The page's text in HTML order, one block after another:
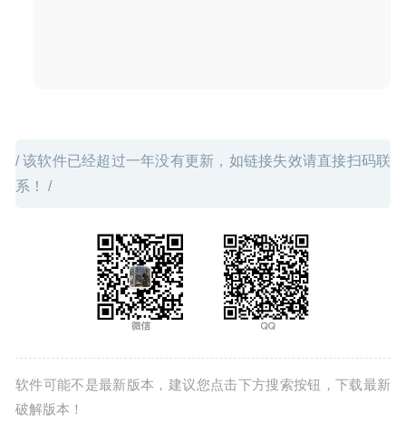
/ 该软件已经超过一年没有更新，如链接失效请直接扫码联
系！ /
软件可能不是最新版本，建议您点击下方搜索按钮，下载最新
破解版本！